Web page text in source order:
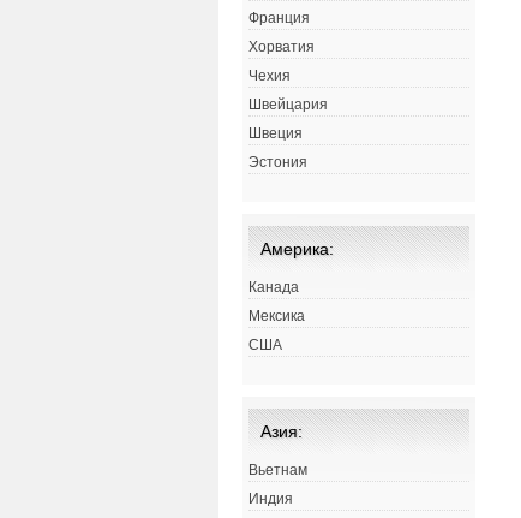
Франция
Хорватия
Чехия
Швейцария
Швеция
Эстония
Америка:
Канада
Мексика
США
Азия:
Вьетнам
Индия